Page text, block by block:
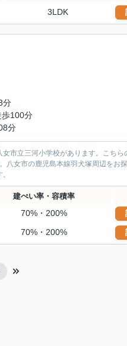
3LDK
分
歩100分
分
市立三河小学校があります。こち
女市の鹿児島本線羽犬塚周辺をお
建ぺい率・容積率
70%・200%
70%・200%